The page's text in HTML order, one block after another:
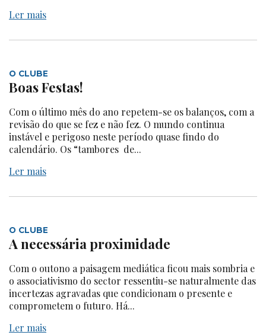
Ler mais
O CLUBE
Boas Festas!
Com o último mês do ano repetem-se os balanços, com a
revisão do que se fez e não fez. O mundo continua
instável e perigoso neste período quase findo do
calendário. Os “tambores de...
Ler mais
O CLUBE
A necessária proximidade
Com o outono a paisagem mediática ficou mais sombria e
o associativismo do sector ressentiu-se naturalmente das
incertezas agravadas que condicionam o presente e
comprometem o futuro. Há...
Ler mais